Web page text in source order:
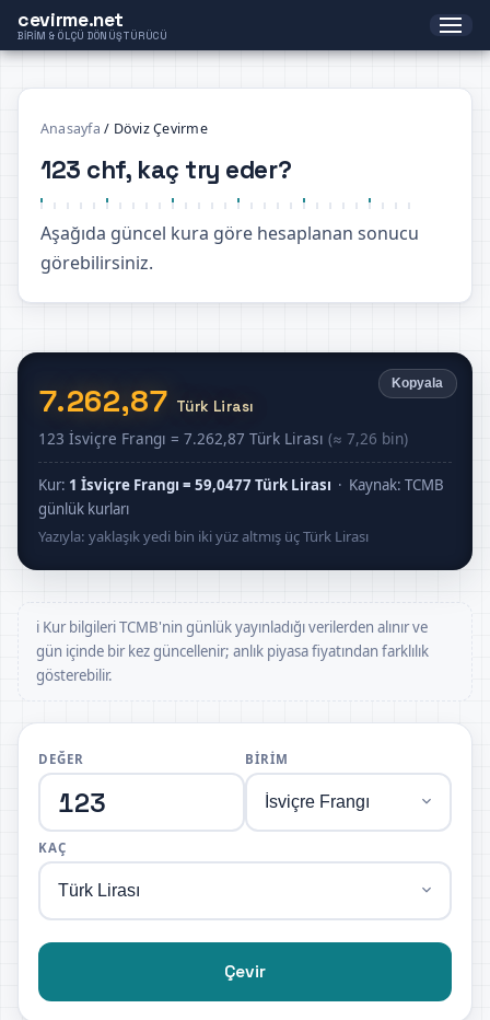
cevirme.net
BIRIM & ÖLÇÜ DÖNÜŞTÜRÜCÜ
Anasayfa / Döviz Çevirme
123 chf, kaç try eder?
Aşağıda güncel kura göre hesaplanan sonucu
görebilirsiniz.
Kopyala
7.262,87 Türk Lirası
123 İsviçre Frangı = 7.262,87 Türk Lirası(≈ 7,26 bin)
Kur: 1 İsviçre Frangı = 59,0477 Türk Lirası · Kaynak: TCMB
günlük kurları
Yazıyla: yaklaşık yedi bin iki yüz altmış üç Türk Lirası
ℹ️ Kur bilgileri TCMB'nin günlük yayınladığı verilerden alınır ve
gün içinde bir kez güncellenir; anlık piyasa fiyatından farklılık
gösterebilir.
DEĞER BIRIM
KAÇ
Çevir